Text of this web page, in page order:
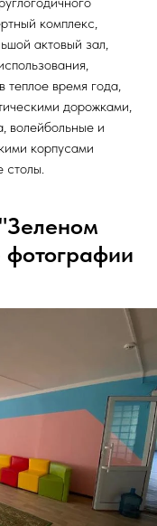
комплекс,
актовый зал,
теплое время года,
дорожками,
волейбольные и
корпусами
столы.